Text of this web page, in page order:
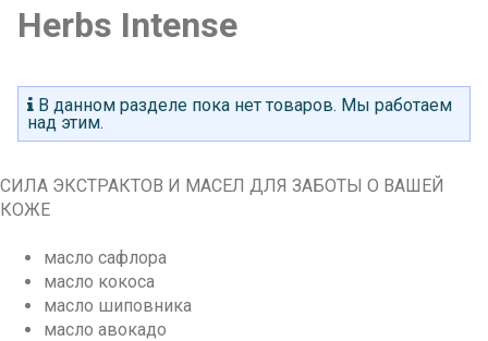
Herbs Intense
В данном разделе пока нет товаров. Мы работаем
над этим.
СИЛА ЭКСТРАКТОВ И МАСЕЛ ДЛЯ ЗАБОТЫ О ВАШЕЙ
КОЖЕ
масло сафлора
масло кокоса
масло шиповника
масло авокадо